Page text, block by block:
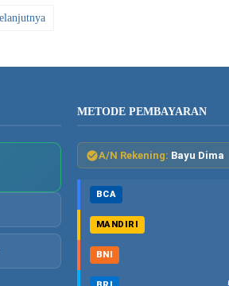
METODE PEMBAYARAN
A/N Rekening: Bayu Dima
BCA
MANDIRI
BNI